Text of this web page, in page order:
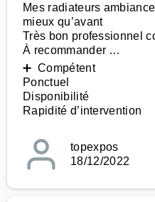
Mes radiateurs
mieux qu’avant
Très bon professionnel
À recommander …
➕ Compétent
Ponctuel
Disponibilité
Rapidité d’intervention
topexpos
18/12/2022